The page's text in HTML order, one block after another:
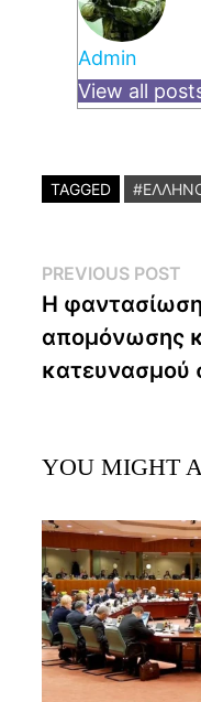
Admin
View all
TAGGED
Post
navigation
PREVIOUS POST
Η
απομόνωσης
κατευνασμού
YOU MIGHT